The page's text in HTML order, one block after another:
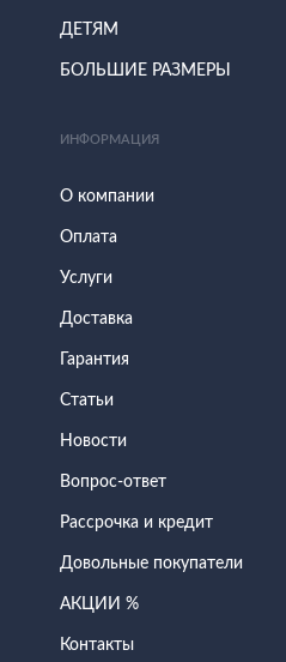
ДЕТЯМ
БОЛЬШИЕ РАЗМЕРЫ
ИНФОРМАЦИЯ
О компании
Оплата
Услуги
Доставка
Гарантия
Статьи
Новости
Вопрос-ответ
Рассрочка и кредит
Довольные покупатели
АКЦИИ %
Контакты